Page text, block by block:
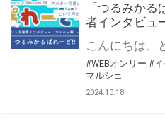
「つるみかる
者インタビュ
#WEBオンリー #イ
マルシェ
2024.10.18